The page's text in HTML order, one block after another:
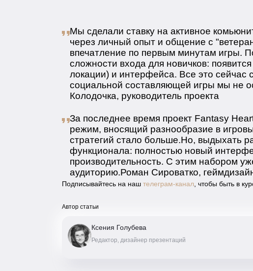
Мы сделали ставку на активное
через личный опыт и общение с
впечатление по первым минутам игры.
сложности входа для новичков:
локации) и интерфейса. Все это сейчас
социальной составляющей игры мы не
Колодочка, руководитель проекта
За последнее время проект Fantasy
режим, вносящий разнообразие в
стратегий стало больше.Но, выдыхать
функционала: полностью новый
производительность. С этим набором
аудиторию.Роман Сироватко,
Подписывайтесь на наш телеграм-канал , чтобы быть в
Автор статьи
Ксения Голубева
Редактор, дизайнер презентаций